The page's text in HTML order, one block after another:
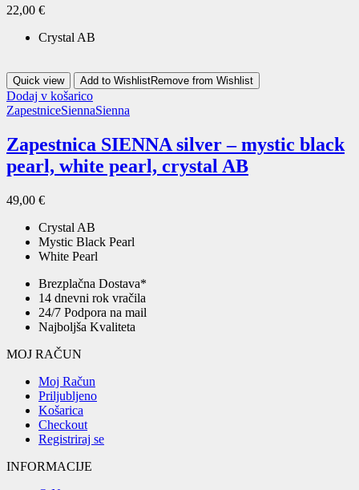
22,00 €
Crystal AB
Quick view Add to WishlistRemove from Wishlist
Dodaj v košarico
ZapestniceSiennaSienna
Zapestnica SIENNA silver – mystic black
pearl, white pearl, crystal AB
49,00 €
Crystal AB
Mystic Black Pearl
White Pearl
Brezplačna Dostava*
14 dnevni rok vračila
24/7 Podpora na mail
Najboljša Kvaliteta
MOJ RAČUN
Moj Račun
Priljubljeno
Košarica
Checkout
Registriraj se
INFORMACIJE